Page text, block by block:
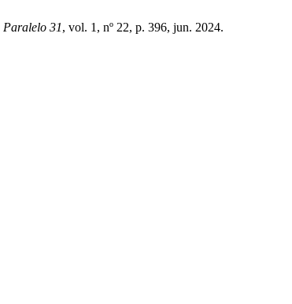
Paralelo 31, vol. 1, nº 22, p. 396, jun. 2024.